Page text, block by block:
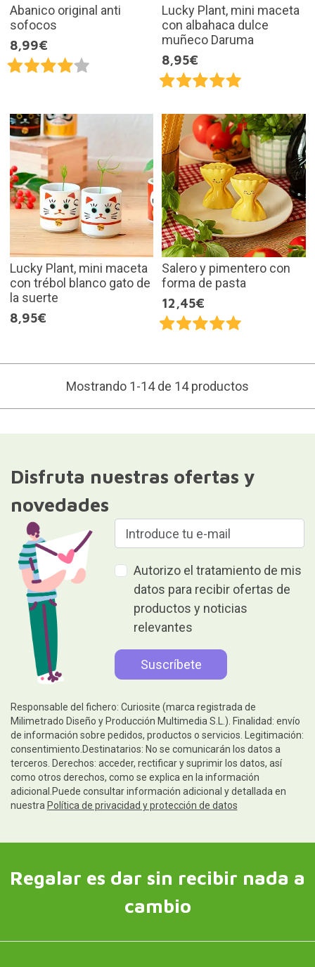
Abanico original anti
sofocos
8,99€
Lucky Plant, mini maceta
con albahaca dulce
muñeco Daruma
8,95€
Lucky Plant, mini maceta
con trébol blanco gato de
la suerte
8,95€
Salero y pimentero con
forma de pasta
12,45€
Mostrando 1-14 de 14 productos
Disfruta nuestras ofertas y
novedades
Autorizo el tratamiento de mis
datos para recibir ofertas de
productos y noticias
relevantes
Responsable del fichero: Curiosite (marca registrada de
Milimetrado Diseño y Producción Multimedia S.L.). Finalidad: envío
de información sobre pedidos, productos o servicios. Legitimación:
consentimiento.Destinatarios: No se comunicarán los datos a
terceros. Derechos: acceder, rectificar y suprimir los datos, así
como otros derechos, como se explica en la información
adicional.Puede consultar información adicional y detallada en
nuestra Política de privacidad y protección de datos
Regalar es dar sin recibir nada a
cambio